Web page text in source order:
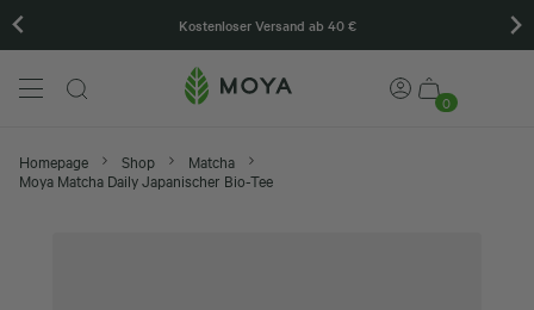
Kostenloser Versand ab 40 €
0
Homepage Shop
Matcha
Moya Matcha Daily Japanischer Bio-Tee